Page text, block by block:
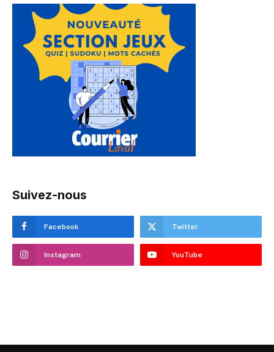
Suivez-nous
Facebook Twitter
Instagram YouTube